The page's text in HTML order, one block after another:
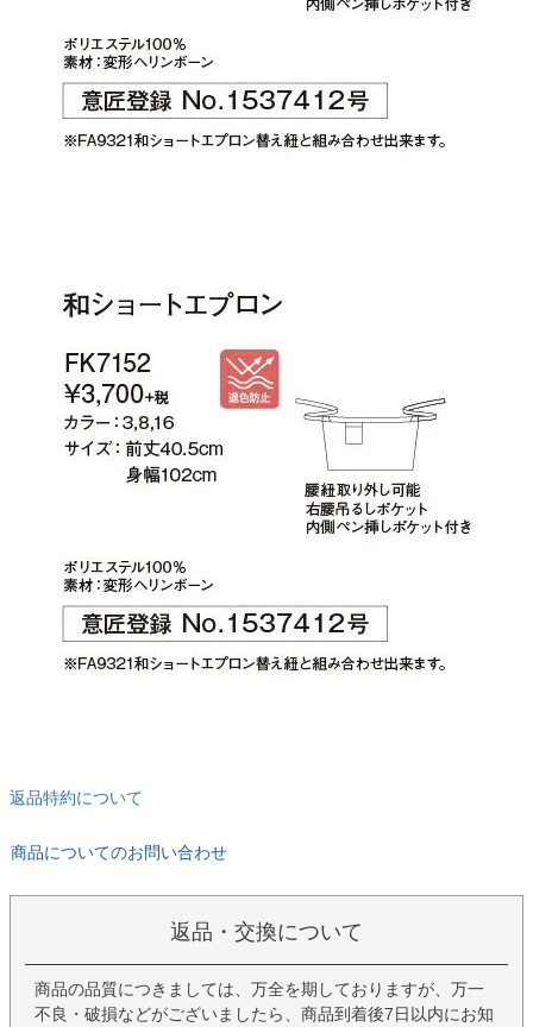
返品特約について
商品についてのお問い合わせ
返品・交換について
商品の品質につきましては、万全を期しておりますが、万一
不良・破損などがございましたら、商品到着後7日以内にお知